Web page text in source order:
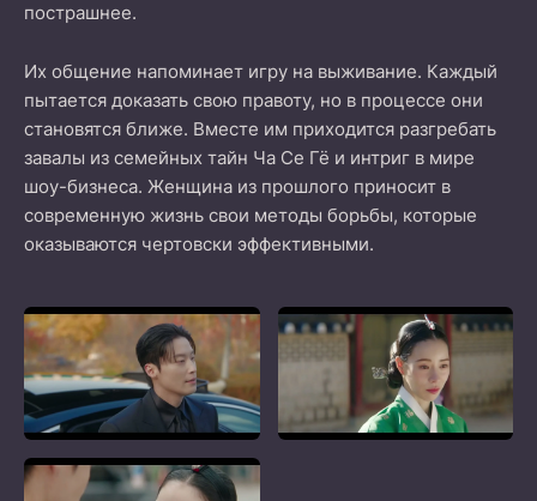
пострашнее.
Их общение напоминает игру на выживание. Каждый
пытается доказать свою правоту, но в процессе они
становятся ближе. Вместе им приходится разгребать
завалы из семейных тайн Ча Се Гё и интриг в мире
шоу-бизнеса. Женщина из прошлого приносит в
современную жизнь свои методы борьбы, которые
оказываются чертовски эффективными.